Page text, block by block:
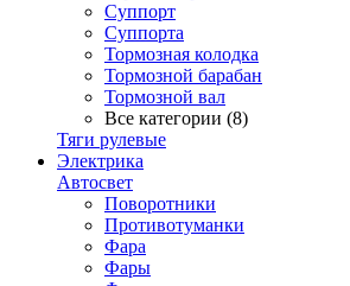
Суппорт
Суппорта
Тормозная колодка
Тормозной барабан
Тормозной вал
Все категории (8)
Тяги рулевые
Электрика
Автосвет
Поворотники
Противотуманки
Фара
Фары